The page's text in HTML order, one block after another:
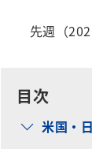
先週（
目次
米国・